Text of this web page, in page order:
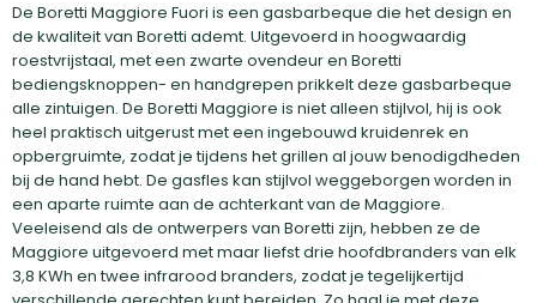
De Boretti Maggiore Fuori is een gasbarbeque die het design en
de kwaliteit van Boretti ademt. Uitgevoerd in hoogwaardig
roestvrijstaal, met een zwarte ovendeur en Boretti
bediengsknoppen- en handgrepen prikkelt deze gasbarbeque
alle zintuigen. De Boretti Maggiore is niet alleen stijlvol, hij is ook
heel praktisch uitgerust met een ingebouwd kruidenrek en
opbergruimte, zodat je tijdens het grillen al jouw benodigdheden
bij de hand hebt. De gasfles kan stijlvol weggeborgen worden in
een aparte ruimte aan de achterkant van de Maggiore.
Veeleisend als de ontwerpers van Boretti zijn, hebben ze de
Maggiore uitgevoerd met maar liefst drie hoofdbranders van elk
3,8 KWh en twee infrarood branders, zodat je tegelijkertijd